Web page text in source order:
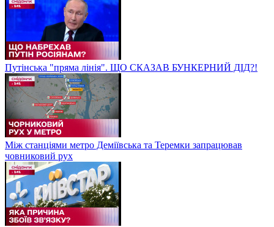
Путінська "пряма лінія". ЩО СКАЗАВ БУНКЕРНИЙ ДІД?!
Між станціями метро Деміївська та Теремки запрацював
човниковий рух